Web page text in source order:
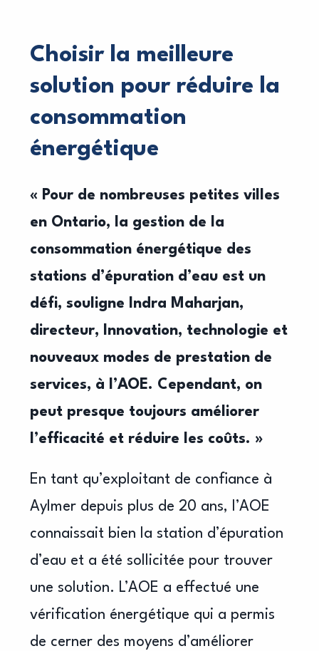
Choisir la meilleure
solution pour réduire la
consommation
énergétique
« Pour de nombreuses petites villes
en Ontario, la gestion de la
consommation énergétique des
stations d’épuration d’eau est un
défi, souligne Indra Maharjan,
directeur, Innovation, technologie et
nouveaux modes de prestation de
services, à l’AOE. Cependant, on
peut presque toujours améliorer
l’efficacité et réduire les coûts. »
En tant qu’exploitant de confiance à
Aylmer depuis plus de 20 ans, l’AOE
connaissait bien la station d’épuration
d’eau et a été sollicitée pour trouver
une solution. L’AOE a effectué une
vérification énergétique qui a permis
de cerner des moyens d’améliorer